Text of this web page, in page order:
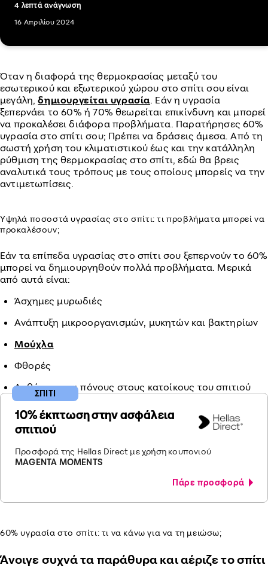
4 λεπτά ανάγνωση
16 Απριλίου 2024
Όταν η διαφορά της θερμοκρασίας μεταξύ του
εσωτερικού και εξωτερικού χώρου στο σπίτι σου είναι
μεγάλη,δημιουργείται υγρασία. Εάν η υγρασία
ξεπερνάει το 60% ή 70% θεωρείται επικίνδυνη και μπορεί
να προκαλέσει διάφορα προβλήματα. Παρατήρησες 60%
υγρασία στο σπίτι σου; Πρέπει να δράσεις άμεσα. Από τη
σωστή χρήση του κλιματιστικού έως και την κατάλληλη
ρύθμιση της θερμοκρασίας στο σπίτι, εδώ θα βρεις
αναλυτικά τους τρόπους με τους οποίους μπορείς να την
αντιμετωπίσεις.
Υψηλά ποσοστά υγρασίας στο σπίτι: τι προβλήματα μπορεί να
προκαλέσουν;
Εάν τα επίπεδα υγρασίας στο σπίτι σου ξεπερνούν το 60%
μπορεί να δημιουργηθούν πολλά προβλήματα. Μερικά
από αυτά είναι:
Άσχημες μυρωδιές
Ανάπτυξη μικροοργανισμών, μυκητών και βακτηρίων
Μούχλα
Φθορές
Ασθένειες και πόνους στους κατοίκους του σπιτιού
10% έκπτωση στην ασφάλεια
σπιτιού
Προσφορά της Hellas Direct με χρήση κουπονιού
MAGENTA MOMENTS
Πάρε προσφορά
ΣΠΙΤΙ
60% υγρασία στο σπίτι: τι να κάνω για να τη μειώσω;
Άνοιγε συχνά τα παράθυρα και αέριζε το σπίτι